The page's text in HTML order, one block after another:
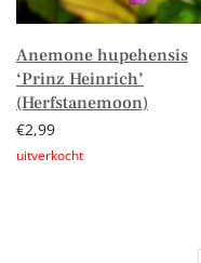
Anemone hupehensis
‘Prinz Heinrich’
(Herfstanemoon)
€2,99